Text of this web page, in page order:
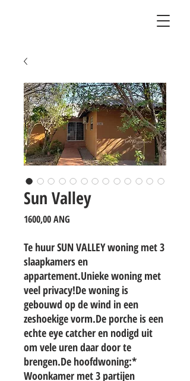
Sun Valley
1600,00 ANG
Te huur SUN VALLEY woning met 3
slaapkamers en
appartement.Unieke woning met
veel privacy!De woning is
gebouwd op de wind in een
zeshoekige vorm.De porche is een
echte eye catcher en nodigd uit
om vele uren daar door te
brengen.De hoofdwoning:*
Woonkamer met 3 partijen